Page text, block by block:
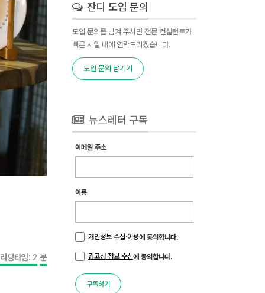
리딩타임: 2 분
잔디 도입 문의
도입 문의를 남겨 주시면 전문 컨설턴트가
빠른 시일 내에 연락드리겠습니다.
도입 문의 남기기
뉴스레터 구독
이메일 주소
이름
개인정보 수집·이용에 동의합니다.
광고성 정보 수신에 동의합니다.
구독하기